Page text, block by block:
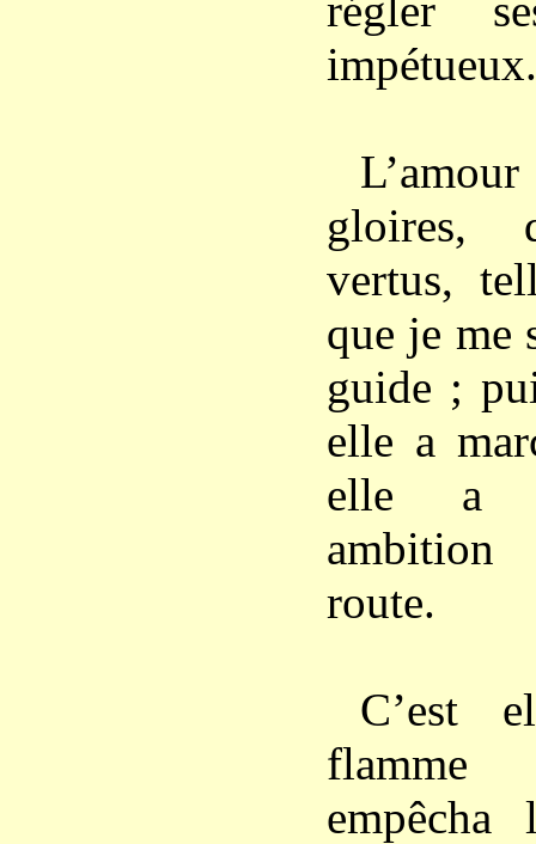
impétueux.
gloires,
vertus,
que je me
guide ;
elle a
elle a
ambition
route.
C’est